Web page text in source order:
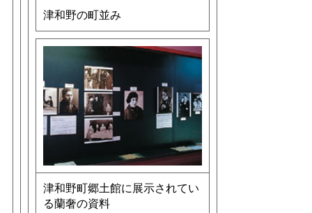
津和野の町並み
津和野町郷土館に展示されてい
る蘭奢の資料